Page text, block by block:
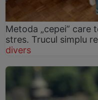
Metoda „cepei” care
stres. Trucul simplu
divers